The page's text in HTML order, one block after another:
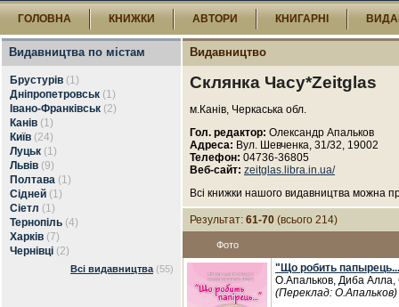
ГОЛОВНА КНИЖКИ АВТОРИ КНИГАРНІ
Видавництва по містам
Брустурів (1)
Дніпропетровськ (1)
Івано-Франківськ (2)
Канів (1)
Київ (24)
Луцьк (1)
Львів (9)
Полтава (1)
Сідней (1)
Сіетл (1)
Тернопіль (4)
Харків (7)
Чернівці (2)
Всі видавництва (55)
Видавництво
Склянка Часу*Zeitglas
м.Канів, Черкаська обл.
Гол. редактор: Олександр Апальков
Адреса: Вул. Шевченка, 31/32, 19002
Телефон: 04736-36805
Веб-сайт: zeitglas.libra.in.ua/
Всі книжки нашого видавництва можна
Результат: 61-70 (всього 214)
Фото
"Що робить
О.Апальков, Диба Алла,
(Переклад: О.Апальков)